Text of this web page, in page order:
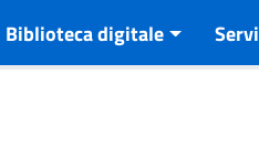
Biblioteca digitale